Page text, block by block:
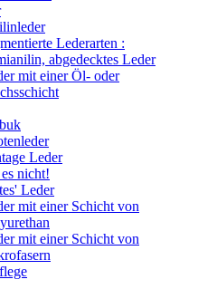
Lederarten :
abgedecktes Leder
mit einer Öl- oder
Leder
nicht!
Leder
mit einer Schicht von
mit einer Schicht von